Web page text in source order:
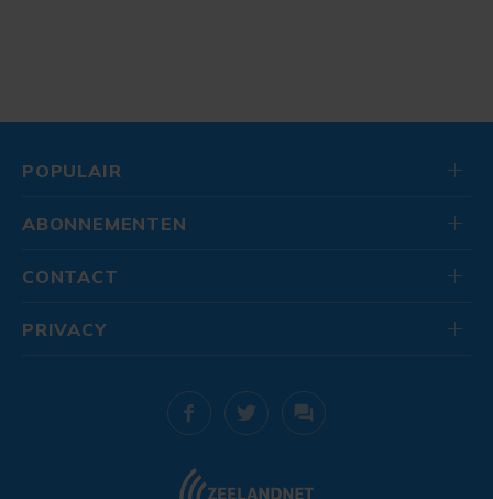
POPULAIR
ABONNEMENTEN
CONTACT
PRIVACY